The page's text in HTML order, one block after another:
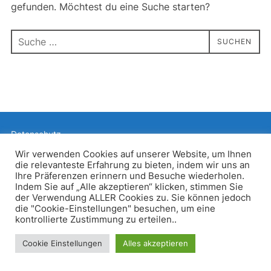
gefunden. Möchtest du eine Suche starten?
Suchen
nach:
SUCHEN
Datenschutz
Inspiro WordPress Theme von WPZOOM
Wir verwenden Cookies auf unserer Website, um Ihnen
die relevanteste Erfahrung zu bieten, indem wir uns an
Ihre Präferenzen erinnern und Besuche wiederholen.
Indem Sie auf „Alle akzeptieren“ klicken, stimmen Sie
der Verwendung ALLER Cookies zu. Sie können jedoch
die "Cookie-Einstellungen" besuchen, um eine
kontrollierte Zustimmung zu erteilen..
Cookie Einstellungen Alles akzeptieren